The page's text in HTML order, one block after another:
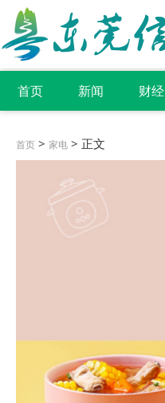
首页 新闻 财经
首页 > 家电 > 正文